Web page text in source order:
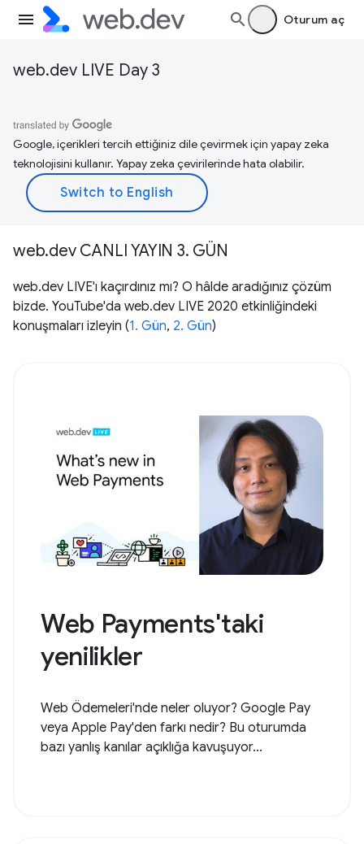
Oturum aç
web.dev LIVE Day 3
Google, içerikleri tercih ettiğiniz dile çevirmek için yapay zeka
teknolojisini kullanır. Yapay zeka çevirilerinde hata olabilir.
web.dev CANLI YAYIN 3. GÜN
web.dev LIVE'ı kaçırdınız mı? O hâlde aradığınız çözüm
bizde. YouTube'da web.dev LIVE 2020 etkinliğindeki
konuşmaları izleyin (1. Gün, 2. Gün)
Web Payments'taki
yenilikler
Web Ödemeleri'nde neler oluyor? Google Pay
veya Apple Pay'den farkı nedir? Bu oturumda
bazı yanlış kanılar açıklığa kavuşuyor...